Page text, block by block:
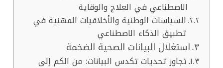
الاصطناعي في العلاج والوقاية
السياسات الوطنية والأخلاقيات المهنية في
تطبيق الذكاء الاصطناعي
استغلال البيانات الصحية الضخمة
تجاوز تحديات تكدس البيانات: من الكم إلى